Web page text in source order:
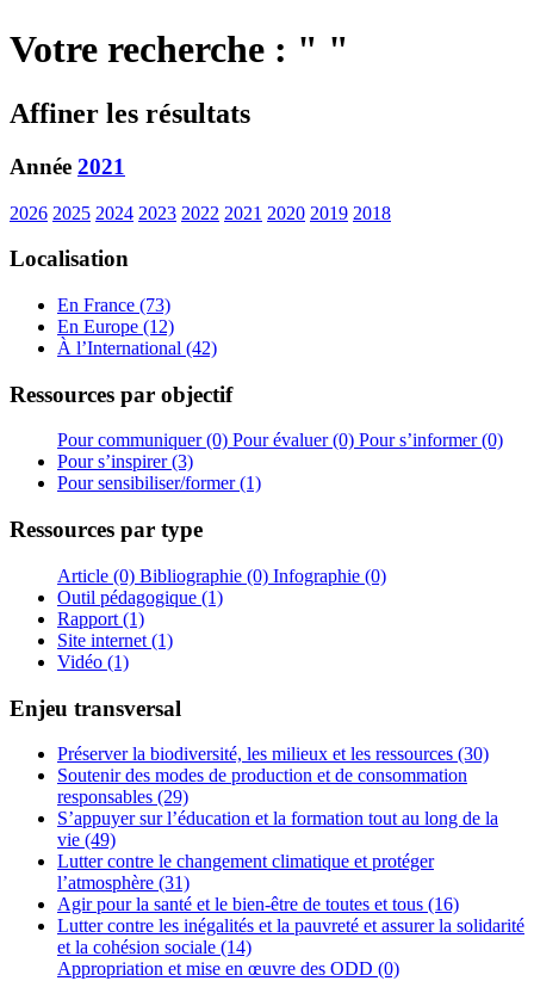
Votre recherche : " "
Affiner les résultats
Année 2021
2026 2025 2024 2023 2022 2021 2020 2019 2018
Localisation
En France (73)
En Europe (12)
À l’International (42)
Ressources par objectif
Pour communiquer (0) Pour évaluer (0) Pour s’informer (0)
Pour s’inspirer (3)
Pour sensibiliser/former (1)
Ressources par type
Article (0) Bibliographie (0) Infographie (0)
Outil pédagogique (1)
Rapport (1)
Site internet (1)
Vidéo (1)
Enjeu transversal
Préserver la biodiversité, les milieux et les ressources (30)
Soutenir des modes de production et de consommation
responsables (29)
S’appuyer sur l’éducation et la formation tout au long de la
vie (49)
Lutter contre le changement climatique et protéger
l’atmosphère (31)
Agir pour la santé et le bien-être de toutes et tous (16)
Lutter contre les inégalités et la pauvreté et assurer la solidarité
et la cohésion sociale (14)
Appropriation et mise en œuvre des ODD (0)